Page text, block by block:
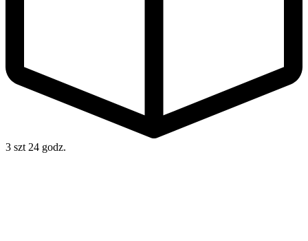
3 szt 24 godz.